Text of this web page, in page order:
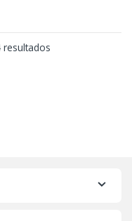
resultados